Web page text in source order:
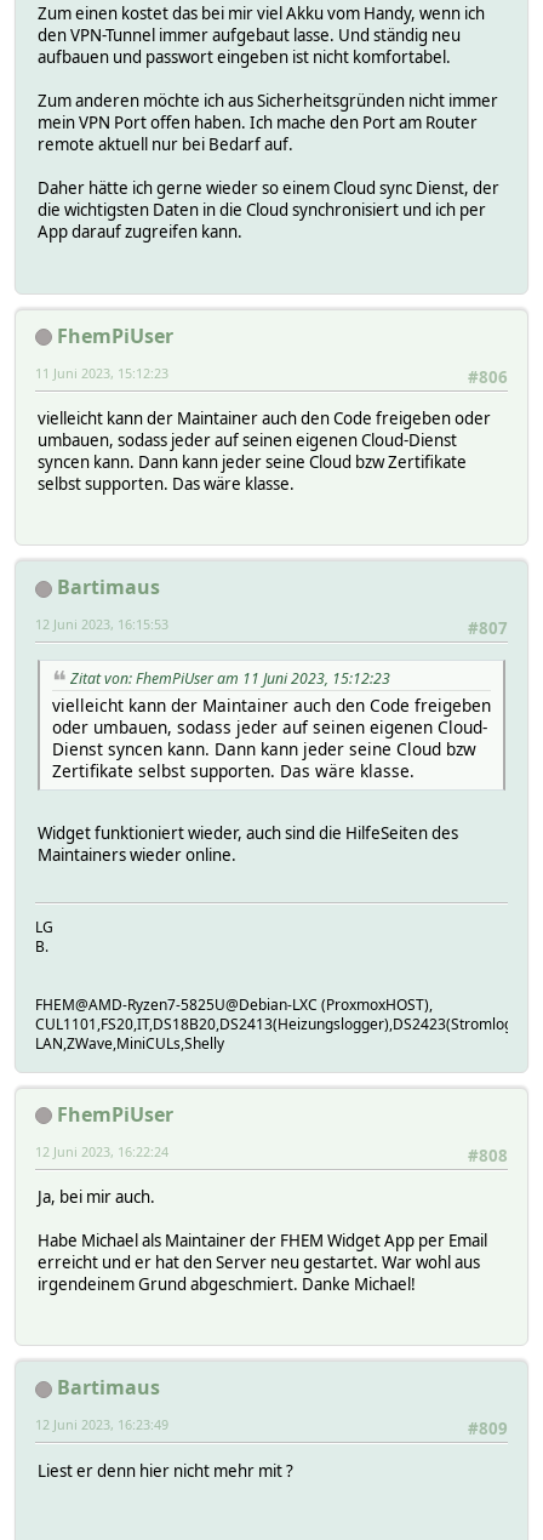
Zum einen kostet das bei mir viel Akku vom Handy, wenn ich
den VPN-Tunnel immer aufgebaut lasse. Und ständig neu
aufbauen und passwort eingeben ist nicht komfortabel.
Zum anderen möchte ich aus Sicherheitsgründen nicht immer
mein VPN Port offen haben. Ich mache den Port am Router
remote aktuell nur bei Bedarf auf.
Daher hätte ich gerne wieder so einem Cloud sync Dienst, der
die wichtigsten Daten in die Cloud synchronisiert und ich per
App darauf zugreifen kann.
FhemPiUser
#806
11 Juni 2023, 15:12:23
vielleicht kann der Maintainer auch den Code freigeben oder
umbauen, sodass jeder auf seinen eigenen Cloud-Dienst
syncen kann. Dann kann jeder seine Cloud bzw Zertifikate
selbst supporten. Das wäre klasse.
Bartimaus
#807
12 Juni 2023, 16:15:53
Zitat von: FhemPiUser am 11 Juni 2023, 15:12:23
vielleicht kann der Maintainer auch den Code freigeben
oder umbauen, sodass jeder auf seinen eigenen Cloud-
Dienst syncen kann. Dann kann jeder seine Cloud bzw
Zertifikate selbst supporten. Das wäre klasse.
Widget funktioniert wieder, auch sind die HilfeSeiten des
Maintainers wieder online.
LG
B.
FHEM@AMD-Ryzen7-5825U@Debian-LXC (ProxmoxHOST),
LAN,ZWave,MiniCULs,Shelly
FhemPiUser
#808
12 Juni 2023, 16:22:24
Ja, bei mir auch.
Habe Michael als Maintainer der FHEM Widget App per Email
erreicht und er hat den Server neu gestartet. War wohl aus
irgendeinem Grund abgeschmiert. Danke Michael!
Bartimaus
#809
12 Juni 2023, 16:23:49
Liest er denn hier nicht mehr mit ?